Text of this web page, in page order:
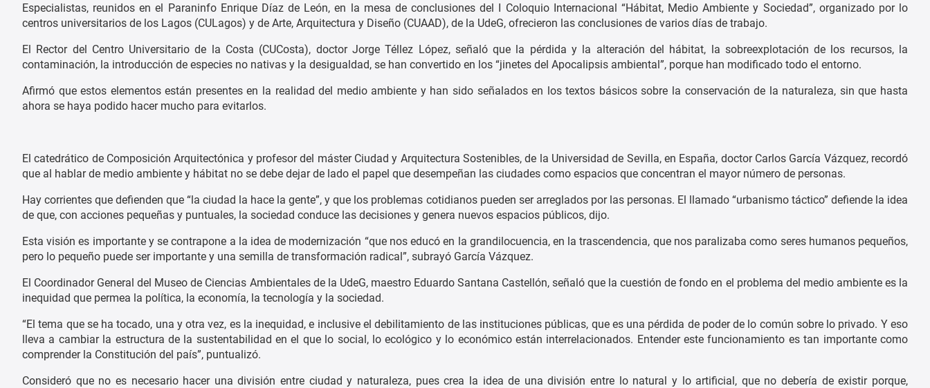
Especialistas, reunidos en el Paraninfo Enrique Díaz de León, en la mesa de conclusiones del I Coloquio Internacional “Hábitat, Medio Ambiente y Sociedad”, organizado por lo
centros universitarios de los Lagos (CULagos) y de Arte, Arquitectura y Diseño (CUAAD), de la UdeG, ofrecieron las conclusiones de varios días de trabajo.
El Rector del Centro Universitario de la Costa (CUCosta), doctor Jorge Téllez López, señaló que la pérdida y la alteración del hábitat, la sobreexplotación de los recursos, la
contaminación, la introducción de especies no nativas y la desigualdad, se han convertido en los “jinetes del Apocalipsis ambiental”, porque han modificado todo el entorno.
Afirmó que estos elementos están presentes en la realidad del medio ambiente y han sido señalados en los textos básicos sobre la conservación de la naturaleza, sin que hasta
ahora se haya podido hacer mucho para evitarlos.
El catedrático de Composición Arquitectónica y profesor del máster Ciudad y Arquitectura Sostenibles, de la Universidad de Sevilla, en España, doctor Carlos García Vázquez, recordó
que al hablar de medio ambiente y hábitat no se debe dejar de lado el papel que desempeñan las ciudades como espacios que concentran el mayor número de personas.
Hay corrientes que defienden que “la ciudad la hace la gente”, y que los problemas cotidianos pueden ser arreglados por las personas. El llamado “urbanismo táctico” defiende la idea
de que, con acciones pequeñas y puntuales, la sociedad conduce las decisiones y genera nuevos espacios públicos, dijo.
Esta visión es importante y se contrapone a la idea de modernización “que nos educó en la grandilocuencia, en la trascendencia, que nos paralizaba como seres humanos pequeños,
pero lo pequeño puede ser importante y una semilla de transformación radical”, subrayó García Vázquez.
El Coordinador General del Museo de Ciencias Ambientales de la UdeG, maestro Eduardo Santana Castellón, señaló que la cuestión de fondo en el problema del medio ambiente es la
inequidad que permea la política, la economía, la tecnología y la sociedad.
“El tema que se ha tocado, una y otra vez, es la inequidad, e inclusive el debilitamiento de las instituciones públicas, que es una pérdida de poder de lo común sobre lo privado. Y eso
lleva a cambiar la estructura de la sustentabilidad en el que lo social, lo ecológico y lo económico están interrelacionados. Entender este funcionamiento es tan importante como
comprender la Constitución del país”, puntualizó.
Consideró que no es necesario hacer una división entre ciudad y naturaleza, pues crea la idea de una división entre lo natural y lo artificial, que no debería de existir porque,